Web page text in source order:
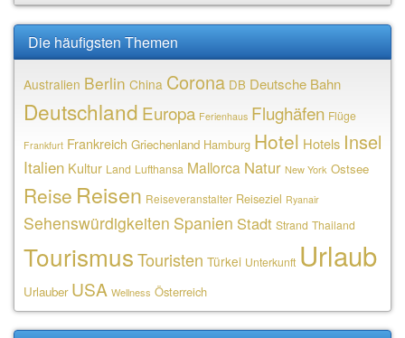
Die häufigsten Themen
Australien Berlin China Corona DB Deutsche Bahn
Deutschland Europa Ferienhaus Flughäfen Flüge
Frankfurt Frankreich Griechenland Hamburg Hotel Hotels Insel
Italien Kultur Land Lufthansa Mallorca Natur New York Ostsee
Reise Reisen Reiseveranstalter Reiseziel Ryanair
Sehenswürdigkeiten Spanien Stadt Strand Thailand
TourismusTouristen Türkei Unterkunft Urlaub
Urlauber USA Wellness Österreich